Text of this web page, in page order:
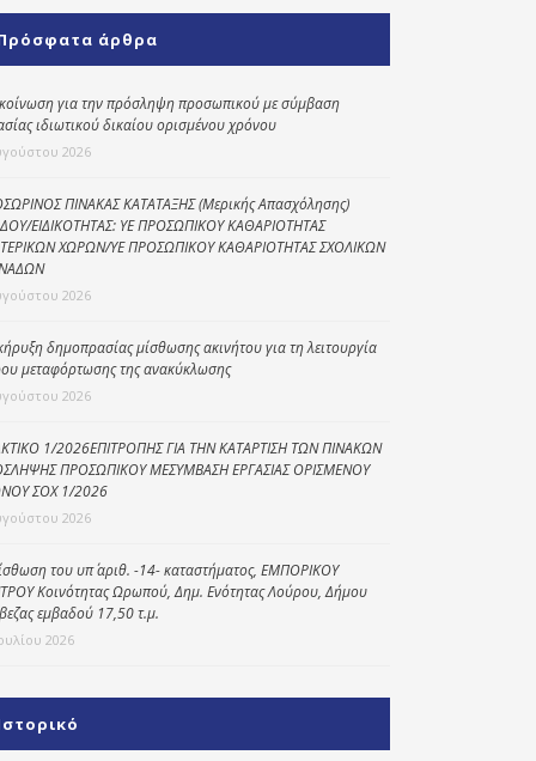
Κοινωνικό
παντοπωλείο
Kοινωνικό
φαρμακείο
Κέντρο Ημερήσιας
Φροντίδας
Ηλικιωμένων
(Κ.Η.Φ.Η.) Πρέβεζας
άρθρα
για την πρόσληψη προσωπικού με σύμβαση
ιδιωτικού δικαίου ορισμένου χρόνου
2026
ΠΙΝΑΚΑΣ ΚΑΤΑΤΑΞΗΣ (Μερικής Απασχόλησης)
ΕΙΔΙΚΟΤΗΤΑΣ: ΥΕ ΠΡΟΣΩΠΙΚΟΥ ΚΑΘΑΡΙΟΤΗΤΑΣ
ΧΩΡΩΝ/ΥΕ ΠΡΟΣΩΠΙΚΟΥ ΚΑΘΑΡΙΟΤΗΤΑΣ ΣΧΟΛΙΚΩΝ
2026
δημοπρασίας μίσθωσης ακινήτου για τη λειτουργία
μεταφόρτωσης της ανακύκλωσης
2026
1/2026ΕΠΙΤΡΟΠΗΣ ΓΙΑ ΤΗΝ ΚΑΤΑΡΤΙΣΗ ΤΩΝ ΠΙΝΑΚΩΝ
ΠΡΟΣΩΠΙΚΟΥ ΜΕΣΥΜΒΑΣΗ ΕΡΓΑΣΙΑΣ ΟΡΙΣΜΕΝΟΥ
ΣΟΧ 1/2026
2026
του υπ΄ αριθ. -14- καταστήματος, ΕΜΠΟΡΙΚΟΥ
Κοινότητας Ωρωπού, Δημ. Ενότητας Λούρου, Δήμου
εμβαδού 17,50 τ.μ.
2026